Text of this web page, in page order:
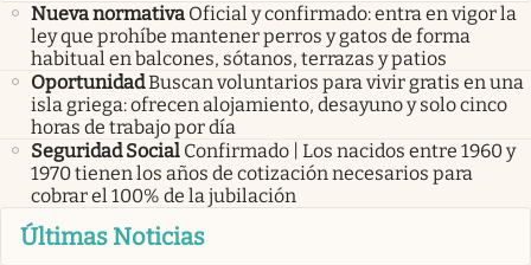
Nueva normativa Oficial y confirmado: entra en vigor la
ley que prohíbe mantener perros y gatos de forma
habitual en balcones, sótanos, terrazas y patios
OportunidadBuscan voluntarios para vivir gratis en una
isla griega: ofrecen alojamiento, desayuno y solo cinco
horas de trabajo por día
Seguridad Social Confirmado | Los nacidos entre 1960 y
1970 tienen los años de cotización necesarios para
cobrar el 100% de la jubilación
Últimas Noticias